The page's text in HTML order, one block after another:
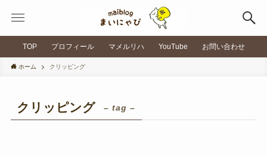
TOP プロフィール マメルリハ YouTube お問い合わせ
ホーム クリッピング
クリッピング – tag –